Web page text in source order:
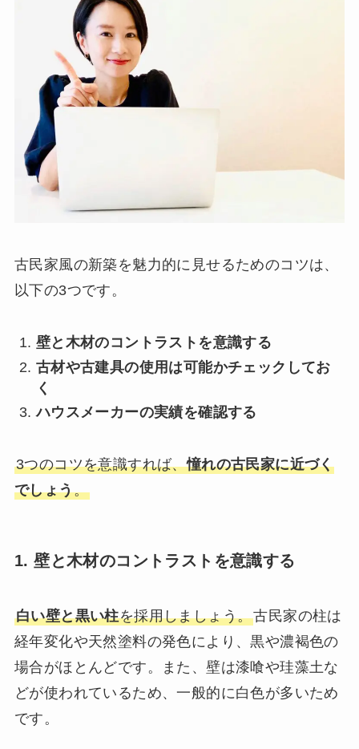
古民家風の新築を魅力的に見せるためのコツは、
以下の3つです。
壁と木材のコントラストを意識する
古材や古建具の使用は可能かチェックしてお
く
ハウスメーカーの実績を確認する
3つのコツを意識すれば、憧れの古民家に近づく
でしょう。
1. 壁と木材のコントラストを意識する
白い壁と黒い柱を採用しましょう。古民家の柱は
経年変化や天然塗料の発色により、黒や濃褐色の
場合がほとんどです。また、壁は漆喰や珪藻土な
どが使われているため、一般的に白色が多いため
です。